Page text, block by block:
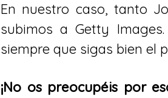
En nuestro caso, tanto
subimos a Getty
siempre que sigas bien el
¡No os preocupéis por